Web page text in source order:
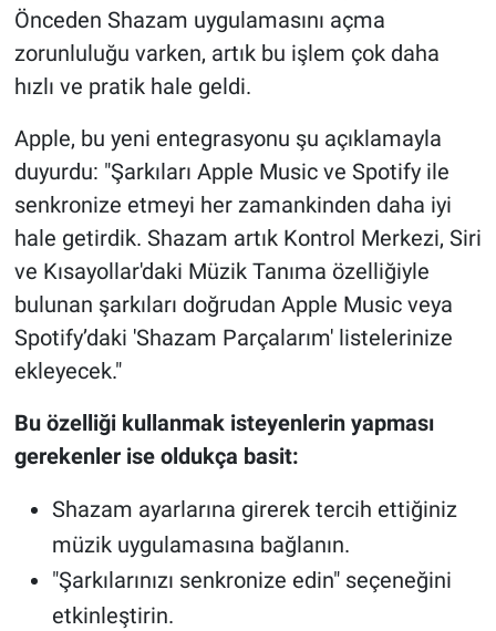
Önceden Shazam uygulamasını açma
zorunluluğu varken, artık bu işlem çok daha
hızlı ve pratik hale geldi.
Apple, bu yeni entegrasyonu şu açıklamayla
duyurdu: "Şarkıları Apple Music ve Spotify ile
senkronize etmeyi her zamankinden daha iyi
hale getirdik. Shazam artık Kontrol Merkezi, Siri
ve Kısayollar'daki Müzik Tanıma özelliğiyle
bulunan şarkıları doğrudan Apple Music veya
Spotify’daki 'Shazam Parçalarım' listelerinize
ekleyecek."
Bu özelliği kullanmak isteyenlerin yapması
gerekenler ise oldukça basit:
Shazam ayarlarına girerek tercih ettiğiniz
müzik uygulamasına bağlanın.
"Şarkılarınızı senkronize edin" seçeneğini
etkinleştirin.
Popüler
Programlar
Sağlık
Spor
Teknoloji
Türkiye'nin Geleceği
Türkiye'nin Gündemi
Yerel Yaşam
Canlı Yayın